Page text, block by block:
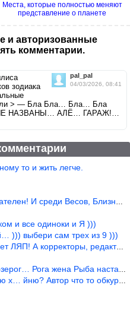
Места, которые полностью меняют
представление о планете
и авторизованные
комментарии.
pal_pal
04/03/2026, 08:41
зодиака
> — Бла Бла… Бла… Бла
НАЗВАНЫ… АЛЁ… ГАРАЖ!…
то и жить легче.
И среди Весов, Близнецов встреч
и все одиноки и Я )))
))) выбери сам трех из 9 )))
А корректоры, редакторы пропус
Рога жена Рыба наставила ))
йню? Автор что то обкурился?